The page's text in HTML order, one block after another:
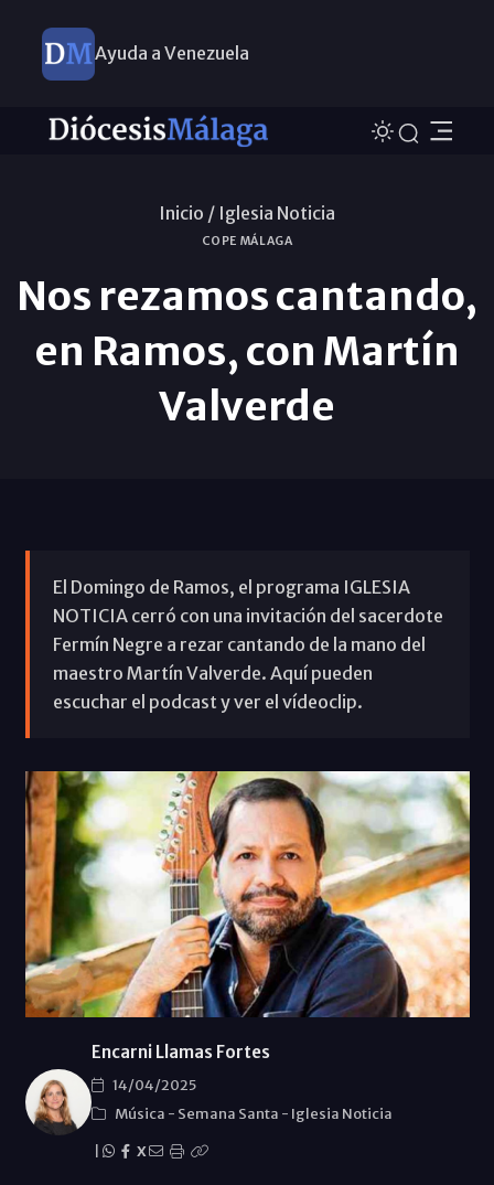
Ayuda a Venezuela
Inicio / Iglesia Noticia
COPE MÁLAGA
Nos rezamos cantando,
en Ramos, con Martín
Valverde
El Domingo de Ramos, el programa IGLESIA
NOTICIA cerró con una invitación del sacerdote
Fermín Negre a rezar cantando de la mano del
maestro Martín Valverde. Aquí pueden
escuchar el podcast y ver el vídeoclip.
Encarni Llamas Fortes
14/04/2025
Música - Semana Santa - Iglesia Noticia
X